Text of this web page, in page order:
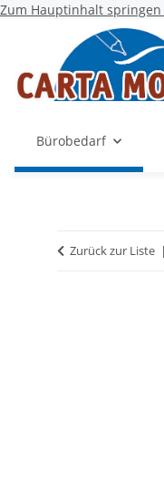
Zum Hauptinhalt springen
Bürobedarf
Zurück zur Liste